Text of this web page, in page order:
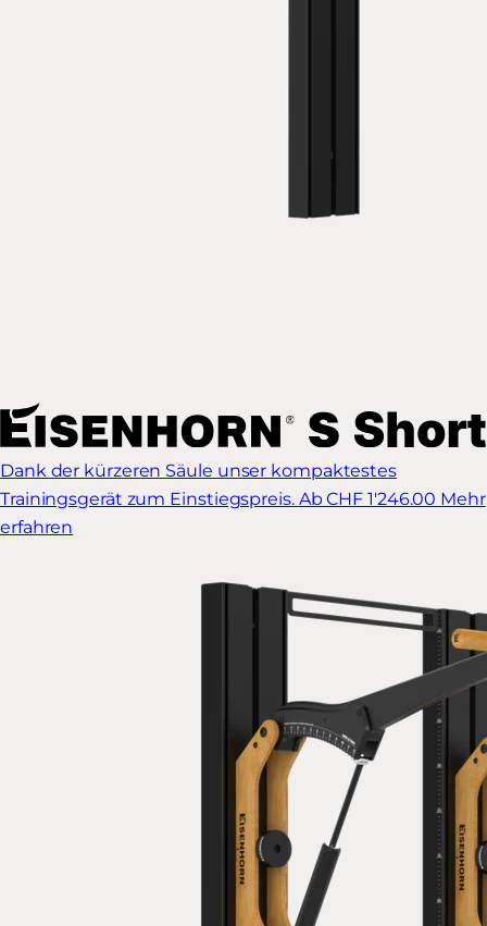
Dank der kürzeren Säule unser kompaktestes
Trainingsgerät zum Einstiegspreis. Ab CHF 1'246.00 Mehr
erfahren